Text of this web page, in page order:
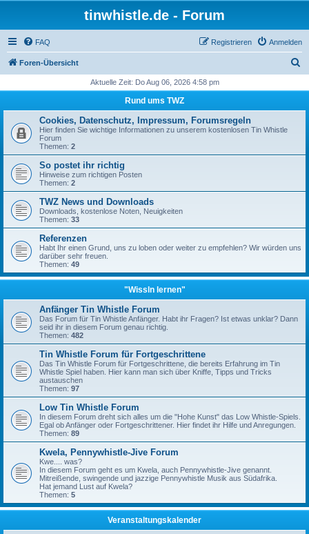
tinwhistle.de - Forum
FAQ Anmelden
Registrieren
Foren-Übersicht
h
Aktuelle Zeit: Do Aug 06, 2026 4:58 pm
Rund ums TWZ
Cookies, Datenschutz, Impressum, Forumsregeln
Hier finden Sie wichtige Informationen zu unserem kostenlosen Tin Whistle
Forum
Themen: 2
So postet ihr richtig
Hinweise zum richtigen Posten
Themen: 2
TWZ News und Downloads
Downloads, kostenlose Noten, Neuigkeiten
Themen: 33
Referenzen
Habt Ihr einen Grund, uns zu loben oder weiter zu empfehlen? Wir würden uns
darüber sehr freuen.
Themen: 49
"Wissln lernen"
Anfänger Tin Whistle Forum
Das Forum für Tin Whistle Anfänger. Habt ihr Fragen? Ist etwas unklar? Dann
seid ihr in diesem Forum genau richtig.
Themen: 482
Tin Whistle Forum für Fortgeschrittene
Das Tin Whistle Forum für Fortgeschrittene, die bereits Erfahrung im Tin
Whistle Spiel haben. Hier kann man sich über Kniffe, Tipps und Tricks
austauschen
Themen: 97
Low Tin Whistle Forum
In diesem Forum dreht sich alles um die "Hohe Kunst" das Low Whistle-Spiels.
Egal ob Anfänger oder Fortgeschrittener. Hier findet ihr Hilfe und Anregungen.
Themen: 89
Kwela, Pennywhistle-Jive Forum
Kwe.... was?
In diesem Forum geht es um Kwela, auch Pennywhistle-Jive genannt.
Mitreißende, swingende und jazzige Pennywhistle Musik aus Südafrika.
Hat jemand Lust auf Kwela?
Themen: 5
Veranstaltungskalender